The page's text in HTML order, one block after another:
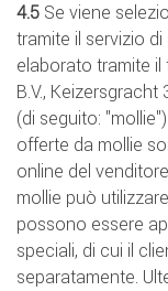
4.5 Se viene
tramite il servizio
elaborato tramite il
B.V., Keizersgracht
(di seguito:
offerte da mollie
online del
mollie può
possono essere
speciali, di cui il
separatamente.